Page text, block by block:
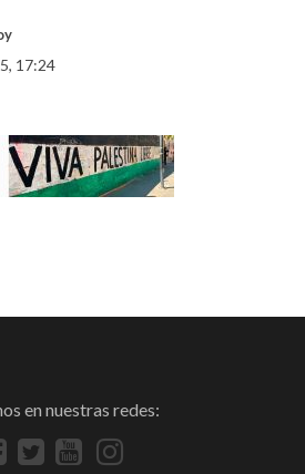
17:24
en nuestras redes: